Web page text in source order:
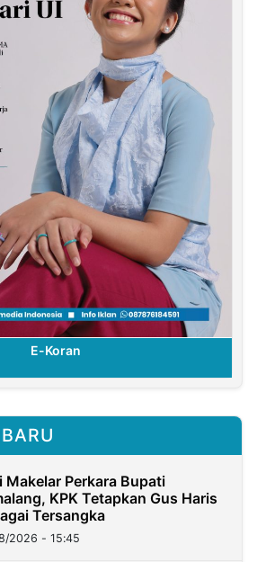
E-Koran
Makelar Perkara Bupati
KPK Tetapkan Gus Haris
Tersangka
2026 - 15:45